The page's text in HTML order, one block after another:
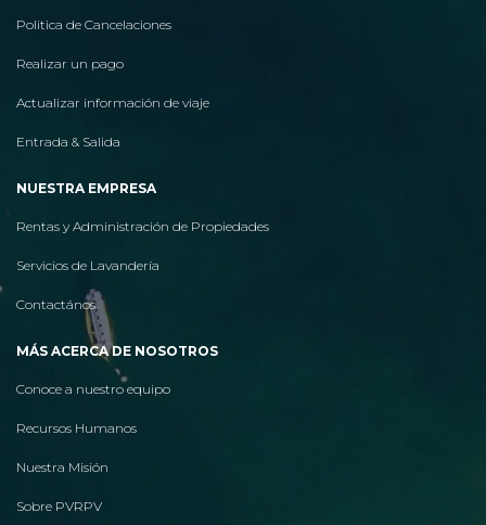
Politica de Cancelaciones
Realizar un pago
Actualizar información de viaje
Entrada & Salida
NUESTRA EMPRESA
Rentas y Administración de Propiedades
Servicios de Lavandería
Contactános
MÁS ACERCA DE NOSOTROS
Conoce a nuestro equipo
Recursos Humanos
Nuestra Misión
Sobre PVRPV